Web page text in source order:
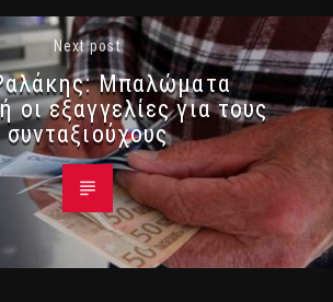
Next post
Μπαλώματα
οι εξαγγελίες για τους
συνταξιούχους